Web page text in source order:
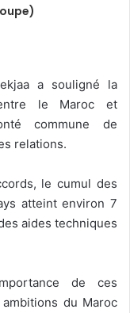
a souligné la
le Maroc et
commune de
relations.
le cumul des
atteint environ 7
aides techniques
de ces
du Maroc